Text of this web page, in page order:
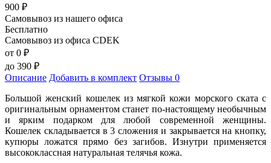
900 ₽
Самовывоз из нашего офиса
Бесплатно
Самовывоз из офиса CDEK
от 0 ₽
до 390 ₽
Описание Добавить в комплект Отзывы 0
Большой женский кошелек из мягкой кожи морского ската с
оригинальным орнаментом станет по-настоящему необычным
и ярким подарком для любой современной женщины.
Кошелек складывается в 3 сложения и закрывается на кнопку,
купюры ложатся прямо без загибов. Изнутри применяется
высококлассная натуральная телячья кожа.